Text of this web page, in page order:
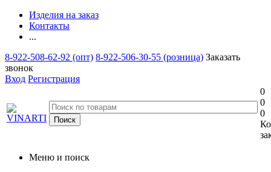
Изделия на заказ
Контакты
...
8-922-508-62-92 (опт) 8-922-506-30-55 (розница) Заказать
звонок
Вход Регистрация
0
0
0
Меню и поиск